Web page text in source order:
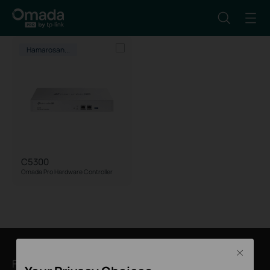
Hamarosan...
C5300
Omada Pro Hardware Controller
Feliratkozás a hírlevélre
Close